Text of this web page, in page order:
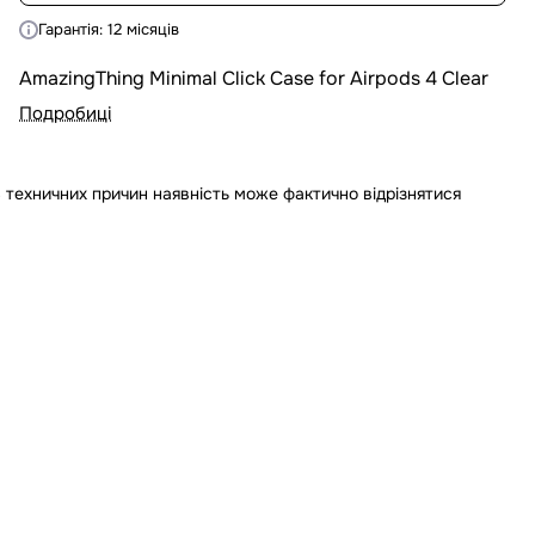
Гарантія: 12 місяців
AmazingThing Minimal Click Case for Airpods 4 Clear
Подробиці
техничних причин наявність може фактично відрізнятися